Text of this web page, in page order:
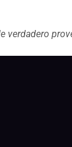
verdadero